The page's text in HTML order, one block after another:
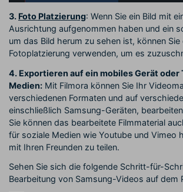
3. Foto Platzierung: Wenn Sie ein Bild mit
Ausrichtung aufgenommen haben und ein
um das Bild herum zu sehen ist, können Sie
Fotoplatzierung verwenden, um es
4. Exportieren auf ein mobiles Gerät oder
Medien: Mit Filmora können Sie Ihr
verschiedenen Formaten und auf
einschließlich Samsung-Geräten,
Sie können das bearbeitete Filmmaterial
für soziale Medien wie Youtube und Vimeo
mit Ihren Freunden zu teilen.
Sehen Sie sich die folgende Schritt-für-
Bearbeitung von Samsung-Videos auf dem